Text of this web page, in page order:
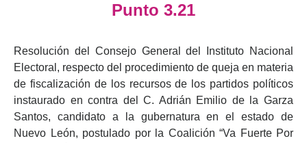
Punto 3.21
Resolución del Consejo General del Instituto Nacional
Electoral, respecto del procedimiento de queja en materia
de fiscalización de los recursos de los partidos políticos
instaurado en contra del C. Adrián Emilio de la Garza
Santos, candidato a la gubernatura en el estado de
Nuevo León, postulado por la Coalición “Va Fuerte Por